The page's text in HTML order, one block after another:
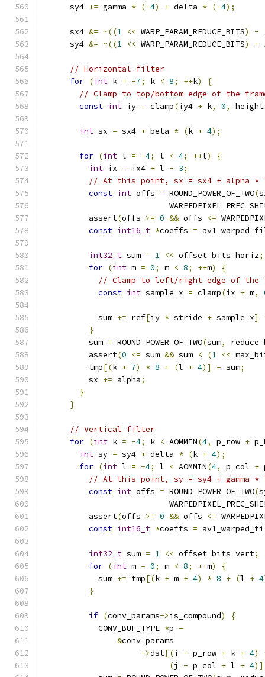
      sy4
+= gamma * (-4) + delta * (-4);
      sx4
&= ~((1 << WARP_PARAM_REDUCE_BITS) -
      sy4
&= ~((1 << WARP_PARAM_REDUCE_BITS) -
// Horizontal filter
for (int k = -7; k < 8; ++k)
{
// Clamp to top/bottom edge of the
const int iy = clamp(iy4 + k, 0,
int sx = sx4 + beta * (k + 4);
for (int l = -4; l < 4; ++l)
{
int ix = ix4 + l - 3;
// At this point, sx = sx4 + alpha *
const int offs = ROUND_POWER_OF_TWO(
          assert
(offs >= 0 && offs <=
const int16_t *coeffs =
int32_t sum = 1 << offset_bits_horiz;
for (int m = 0; m < 8; ++m)
{
// Clamp to left/right edge of the
const int sample_x = clamp(ix + m,
            sum
+= ref[iy * stride + sample_x]
}
          sum
= ROUND_POWER_OF_TWO(sum,
          assert
(0 <= sum && sum < (1 <<
          tmp
[(k + 7) * 8 + (l + 4)] = sum;
          sx
+= alpha;
}
}
// Vertical filter
for (int k = -4; k < AOMMIN(4, p_row +
int sy = sy4 + delta * (k + 4);
for (int l = -4; l < AOMMIN(4, p_col +
// At this point, sy = sy4 + gamma
const int offs = ROUND_POWER_OF_TWO(
          assert
(offs >= 0 && offs <=
const int16_t *coeffs =
int32_t sum = 1 << offset_bits_vert;
for (int m = 0; m < 8; ++m)
{
            sum
+= tmp[(k + m + 4) * 8 + (l + 4
}
if (conv_params->is_compound)
{
            CONV_BUF_TYPE
*p =
&conv_params
->dst[(i - p_row + k + 4)
(j - p_col + l + 4